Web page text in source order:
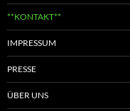
**KONTAKT**
IMPRESSUM
PRESSE
ÜBER UNS